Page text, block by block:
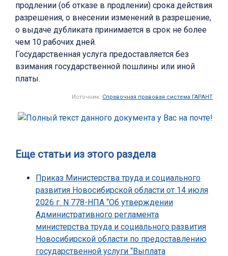
продлении (об отказе в продлении) срока действия
разрешения, о внесении изменений в разрешение,
о выдаче дубликата принимается в срок не более
чем 10 рабочих дней.
Государственная услуга предоставляется без
взимания государственной пошлины или иной
платы.
Источник: Справочная правовая система ГАРАНТ
Еще статьи из этого раздела
Приказ Министерства труда и социального
развития Новосибирской области от 14 июля
2026 г. N 778-НПА “Об утверждении
Административного регламента
министерства труда и социального развития
Новосибирской области по предоставлению
государственной услуги “Выплата